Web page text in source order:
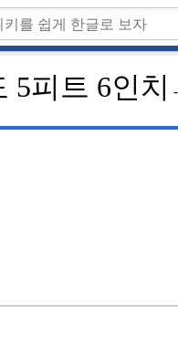
5피트 6인치